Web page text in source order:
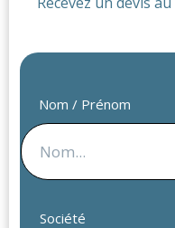
Nom / Prénom
Société